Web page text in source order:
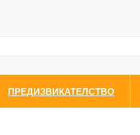
ПРЕДИЗВИКАТЕЛСТВО